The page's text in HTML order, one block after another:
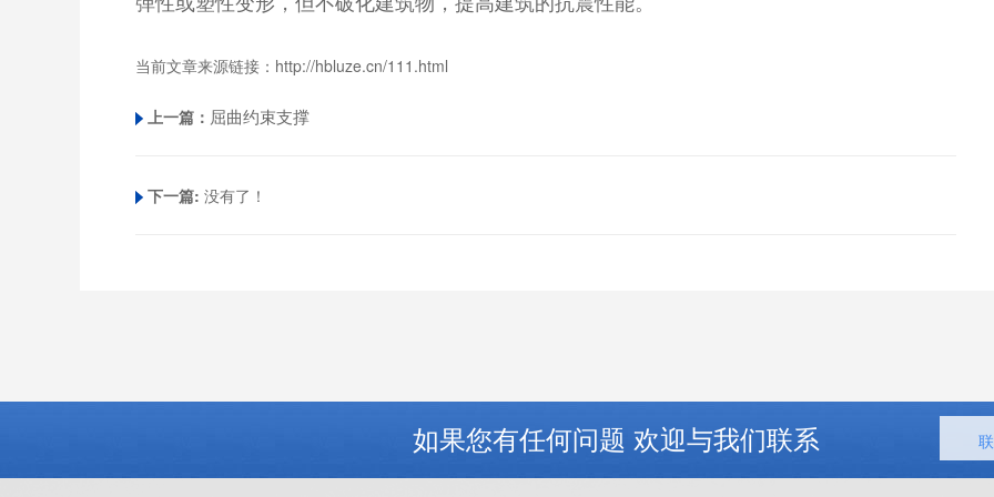
当前文章来源链接： http://hbluze.cn/111.html
上一篇： 屈曲约束支撑
下一篇: 没有了！
如果您有任何问题 欢迎与我们联系